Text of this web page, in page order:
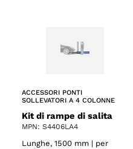
ACCESSORI PONTI
SOLLEVATORI A 4 COLONNE
Kit di rampe di salita
MPN: S4406LA4
Lunghe, 1500 mm | per